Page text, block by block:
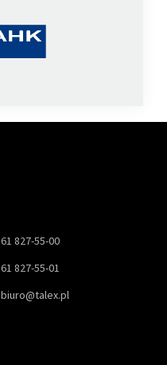
61 827-55-00
61 827-55-01
biuro@talex.pl